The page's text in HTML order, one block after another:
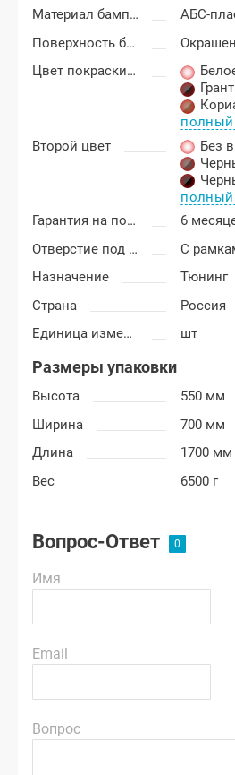
Материал бампера
АБС-
Поверхность бампера
Цвет покраски Лада Калина-2
полный
Второй цвет
Без
полный
Гарантия на покраску
6
Отверстие под ПТФ
С
Назначение
Тюнинг
Страна
Россия
Единица измерения
шт
Размеры упаковки
Высота
550 мм
Ширина
700 мм
Длина
1700 мм
Вес
6500 г
Вопрос-Ответ
Имя
Email
Вопрос